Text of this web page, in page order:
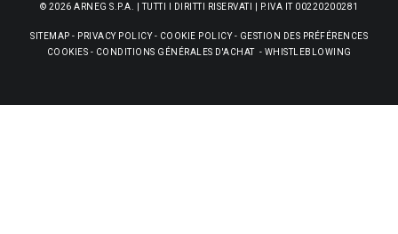
© 2026 ARNEG S.P.A. | TUTTI I DIRITTI RISERVATI | P.IVA IT 00220200281
SITEMAP - PRIVACY POLICY- COOKIE POLICY- GESTION DES PRÉFÉRENCES
COOKIES - CONDITIONS GÉNÉRALES D'ACHAT- WHISTLEBLOWING